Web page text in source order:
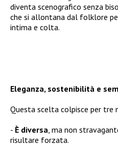
diventa scenografico senza
che si allontana dal folklore
intima e colta.
Eleganza, sostenibilità e
Questa scelta colpisce per tre
È diversa , ma non
risultare forzata.